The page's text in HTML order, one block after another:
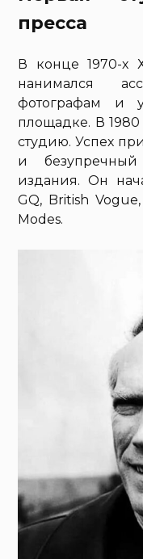
пресса
В конце 1970-х
нанимался
фотографам и
площадке. В
студию. Успех
и
издания. Он
GQ, British
Modes.